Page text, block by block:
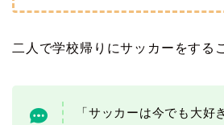
二人で学校帰りにサッカーをする
「サッカーは今でも大好